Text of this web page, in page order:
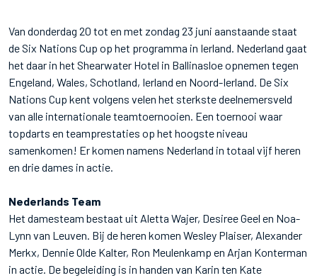
Van donderdag 20 tot en met zondag 23 juni aanstaande staat
de Six Nations Cup op het programma in Ierland. Nederland gaat
het daar in het Shearwater Hotel in Ballinasloe opnemen tegen
Engeland, Wales, Schotland, Ierland en Noord-Ierland. De Six
Nations Cup kent volgens velen het sterkste deelnemersveld
van alle internationale teamtoernooien. Een toernooi waar
topdarts en teamprestaties op het hoogste niveau
samenkomen! Er komen namens Nederland in totaal vijf heren
en drie dames in actie.
Nederlands Team
Het damesteam bestaat uit Aletta Wajer, Desiree Geel en Noa-
Lynn van Leuven. Bij de heren komen Wesley Plaiser, Alexander
Merkx, Dennie Olde Kalter, Ron Meulenkamp en Arjan Konterman
in actie. De begeleiding is in handen van Karin ten Kate